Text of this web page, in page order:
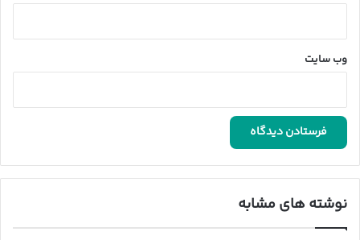
وب‌ سایت
نوشته های مشابه